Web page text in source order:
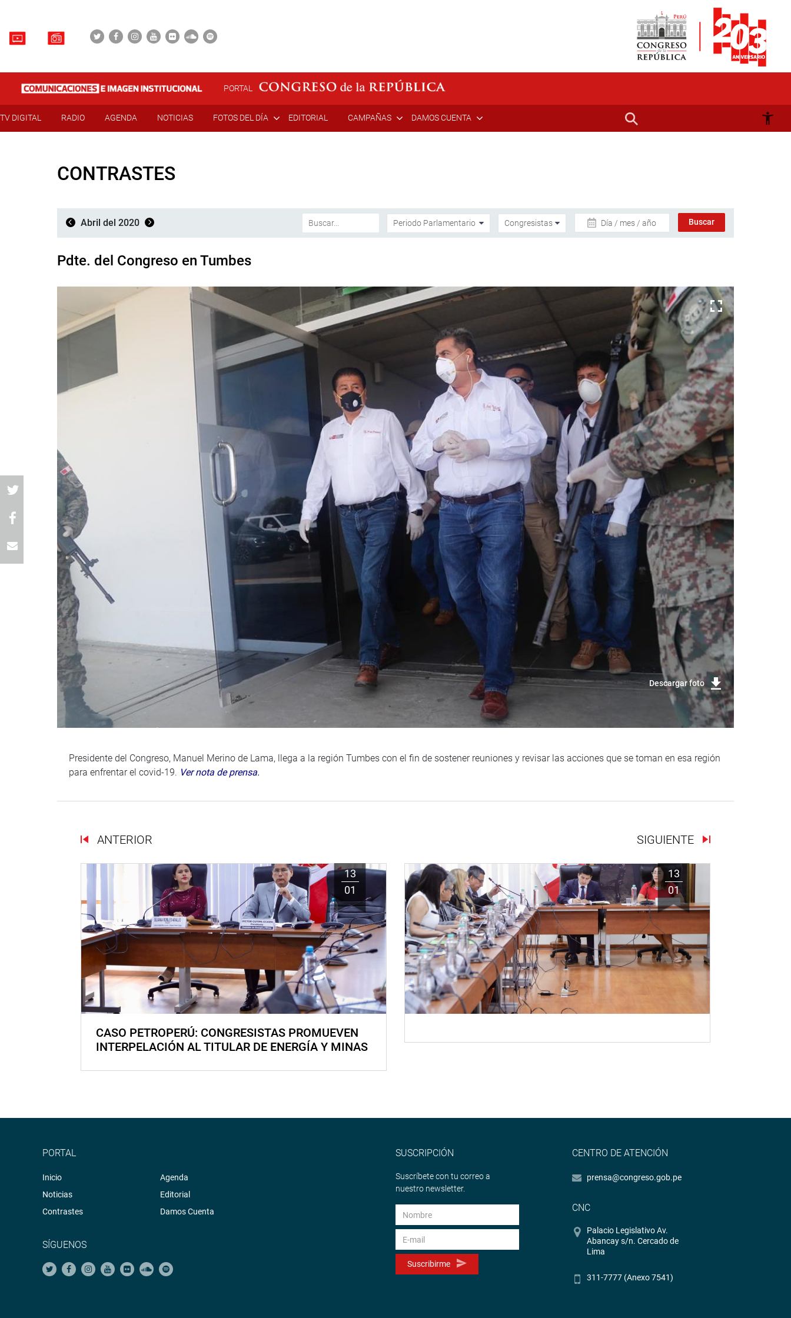
PORTAL
TV DIGITAL RADIO AGENDA NOTICIAS FOTOS DEL DÍA EDITORIAL CAMPAÑAS DAMOS CUENTA
CONTRASTES
Abril del 2020 Día / mes / año
Pdte. del Congreso en Tumbes
Descargar foto
Presidente del Congreso, Manuel Merino de Lama, llega a la región Tumbes con el fin de sostener reuniones y revisar las acciones que se toman en esa región
para enfrentar el covid-19. Ver nota de prensa.
ANTERIOR SIGUIENTE
13
01
CASO PETROPERÚ: CONGRESISTAS PROMUEVEN
INTERPELACIÓN AL TITULAR DE ENERGÍA Y MINAS
13
01
PORTAL
Inicio
Noticias
Contrastes
Agenda
Editorial
Damos Cuenta
SÍGUENOS
SUSCRIPCIÓN
Suscríbete con tu correo a
nuestro newsletter.
Suscribirme
CENTRO DE ATENCIÓN
prensa@congreso.gob.pe
CNC
Palacio Legislativo Av.
Abancay s/n. Cercado de
Lima
311-7777 (Anexo 7541)